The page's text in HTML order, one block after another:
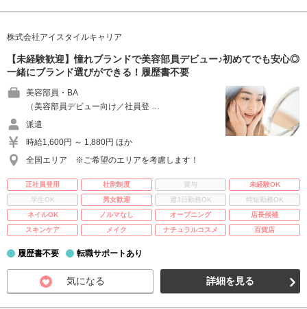
株式会社アイスタイルキャリア
【未経験歓迎】憧れブランドで美容部員デビュー♪初めてでも安心◎
一緒にブランド選びができる！履歴書不要
美容部員・BA
（美容部員デビュー向け／社員登 …
派遣
時給1,600円 ～ 1,880円 ほか
全国エリア ※ご希望のエリアを考慮します！
正社員登用 社割制度 賞与
未経験OK
学生OK
男女歓迎 週3日勤務OK
時短勤務OK
ネイルOK
ノルマなし オープニング
店長候補
スキンケア
メイク ナチュラルコスメ 百貨店
履歴書不要 転職サポートあり
気になる 詳細を見る